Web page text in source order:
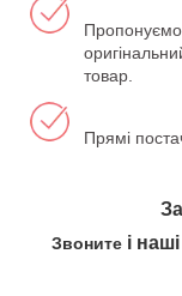
Пропонуємо
товар.
Прямі
Звоните і